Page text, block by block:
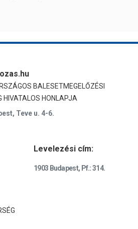
BALESETMEGELŐZÉSI
HIVATALOS HONLAPJA
Teve u. 4-6.
Levelezési cím:
1903 Budapest, Pf.: 314.